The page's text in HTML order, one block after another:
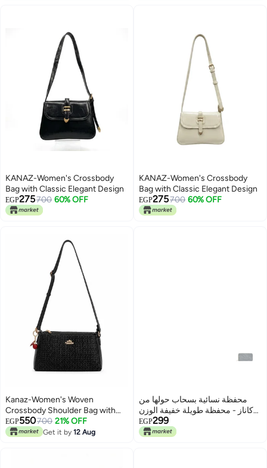
5
KANAZ-Women's Crossbody
Bag with Classic Elegant Design
EGP275700 60% OFF
5
KANAZ-Women's Crossbody
Bag with Classic Elegant Design
EGP275700 60% OFF
3
Kanaz-Women's Woven
Crossbody Shoulder Bag with
Adjustable Strap and Zip Closure
EGP550700 21% OFF
Get it by 12 Aug
6
محفظة نسائية بسحاب حولها من
كاناز - محفظة طويلة خفيفة الوزن
من النايلون المجعد على شكل
أكورديون مع لمسات معدنية ذهبية،
EGP299